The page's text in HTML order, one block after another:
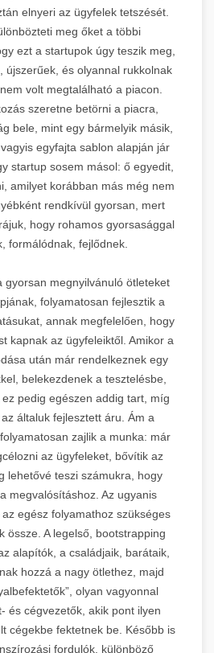
elnyeri az ügyfelek tetszését.
meg őket a többi
ezt a startupok úgy teszik meg,
újszerűek, és olyannal rukkolnak
volt megtalálható a piacon.
szeretne betörni a piacra,
bele, mint egy bármelyik másik,
egyfajta sablon alapján jár
startup sosem másol: ő egyedit,
amilyet korábban más még nem
rendkívül gyorsan, mert
hogy rohamos gyorsasággal
formálódnak, fejlődnek.
gyorsan megnyilvánuló ötleteket
folyamatosan fejlesztik a
annak megfelelően, hogy
kapnak az ügyfeleiktől. Amikor a
után már rendelkeznek egy
belekezdenek a tesztelésbe,
pedig egészen addig tart, míg
általuk fejlesztett áru. Ám a
zajlik a munka: már
az ügyfeleket, bővítik az
lehetővé teszi számukra, hogy
megvalósításhoz. Az ugyanis
egész folyamathoz szükséges
össze. A legelső, bootstrapping
alapítók, a családjaik, barátaik,
hozzá a nagy ötlethez, majd
olyan vagyonnal
és cégvezetők, akik pont ilyen
cégekbe fektetnek be. Később is
fordulók, különböző